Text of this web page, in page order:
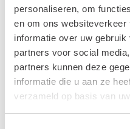
personaliseren, om
en om ons
informatie over uw
partners voor social
partners kunnen deze
informatie die u aan ze
verzameld op basis van
Komt u ook